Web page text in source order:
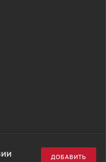
ДОБАВИТЬ